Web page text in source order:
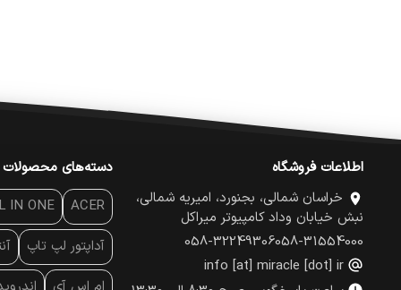
اطلاعات فروشگاه
خراسان شمالی، بجنورد، امیریه شمالی،
نبش خیابان وداد کامپیوتر میراکل
058-31554000
058-32249306
info [at] miracle [dot] ir
دسته‌های محصولات
ACER
IN ONE
آداپتور لپ تاپ